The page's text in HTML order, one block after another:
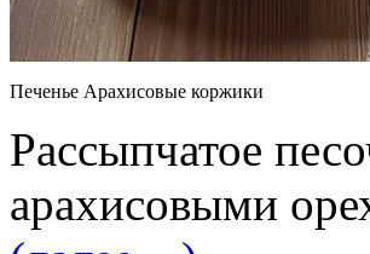
Печенье Арахисовые коржики
Рассыпчатое
арахисовыми